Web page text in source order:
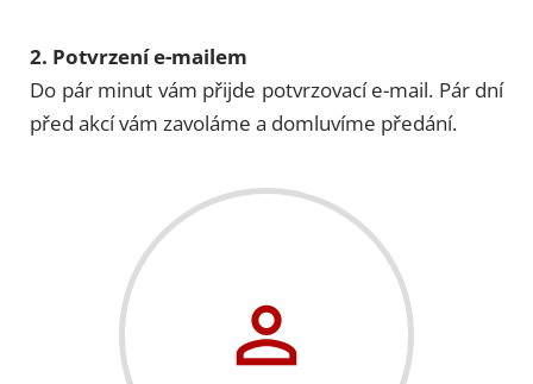
2. Potvrzení e-mailem
Do pár minut vám přijde potvrzovací e-mail. Pár dní
před akcí vám zavoláme a domluvíme předání.